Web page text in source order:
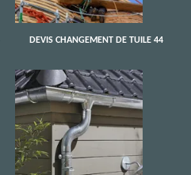
DEVIS CHANGEMENT DE TUILE 44